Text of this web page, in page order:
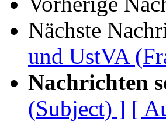
Nächste
und UstVA
Nachrichten
(Subject) ] [